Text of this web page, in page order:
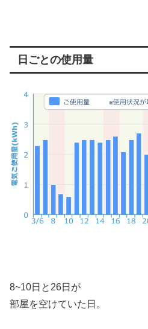
日ごとの使用量
8~10日と26日が
部屋を空けていた日。